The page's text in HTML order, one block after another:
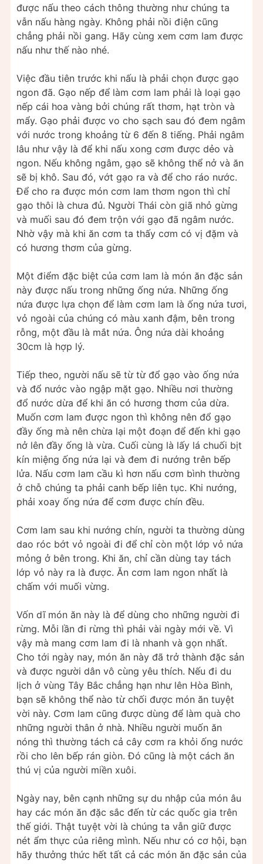
được nấu theo cách thông thường như chúng ta
vẫn nấu hàng ngày. Không phải nồi điện cũng
chẳng phải nồi gang. Hãy cùng xem cơm lam được
nấu như thế nào nhé.
Việc đầu tiên trước khi nấu là phải chọn được gạo
ngon đã. Gạo nếp để làm cơm lam phải là loại gạo
nếp cái hoa vàng bởi chúng rất thơm, hạt tròn và
mẩy. Gạo phải được vo cho sạch sau đó đem ngâm
với nước trong khoảng từ 6 đến 8 tiếng. Phải ngâm
lâu như vậy là để khi nấu xong cơm được dẻo và
ngon. Nếu không ngâm, gạo sẽ không thể nở và ăn
sẽ bị khô. Sau đó, vớt gạo ra và để cho ráo nước.
Để cho ra được món cơm lam thơm ngon thì chỉ
gạo thôi là chưa đủ. Người Thái còn giã nhỏ gừng
và muối sau đó đem trộn với gạo đã ngâm nước.
Nhờ vậy mà khi ăn cơm ta thấy cơm có vị đặm và
có hương thơm của gừng.
Một điểm đặc biệt của cơm lam là món ăn đặc sản
này được nấu trong những ống nứa. Những ống
nứa được lựa chọn để làm cơm lam là ống nứa tươi,
vỏ ngoài của chúng có màu xanh đậm, bên trong
rỗng, một đầu là mắt nứa. Ông nứa dài khoảng
30cm là hợp lý.
Tiếp theo, người nấu sẽ từ từ đổ gạo vào ống nứa
và đổ nước vào ngập mặt gạo. Nhiều nơi thường
đổ nước dừa để khi ăn có hương thơm của dừa.
Muốn cơm lam được ngon thì không nên đổ gạo
đầy ống mà nên chừa lại một đoạn để đến khi gạo
nở lên đầy ống là vừa. Cuối cùng là lấy lá chuối bịt
kín miệng ống nứa lại và đem đi nướng trên bếp
lửa. Nấu cơm lam cầu kì hơn nấu cơm bình thường
ở chỗ chúng ta phải canh bếp liên tục. Khi nướng,
phải xoay ống nứa để cơm được chín đều.
Cơm lam sau khi nướng chín, người ta thường dùng
dao róc bớt vỏ ngoài đi để chỉ còn một lớp vỏ nứa
mỏng ở bên trong. Khi ăn, chỉ cần dùng tay tách
lớp vỏ này ra là được. Ăn cơm lam ngon nhất là
chấm với muối vừng.
Vốn dĩ món ăn này là để dùng cho những người đi
rừng. Mỗi lần đi rừng thì phải vài ngày mới về. Vì
vậy mà mang cơm lam đi là nhanh và gọn nhất.
Cho tới ngày nay, món ăn này đã trở thành đặc sản
và được người dân vô cùng yêu thích. Nếu đi du
lịch ở vùng Tây Bắc chẳng hạn như lên Hòa Bình,
bạn sẽ không thể nào từ chối được món ăn tuyệt
vời này. Cơm lam cũng được dùng để làm quà cho
những người thân ở nhà. Nhiều người muốn ăn
nóng thì thường tách cả cây cơm ra khỏi ống nước
rồi cho lên bếp rán giòn. Đó cũng là một cách ăn
thú vị của người miền xuôi.
Ngày nay, bên cạnh những sự du nhập của món âu
hay các món ăn đặc sắc đến từ các quốc gia trên
thế giới. Thật tuyệt vời là chúng ta vẫn giữ được
nét ẩm thực của riêng mình. Nếu như có cơ hội, bạn
hãy thưởng thức hết tất cả các món ăn đặc sản của